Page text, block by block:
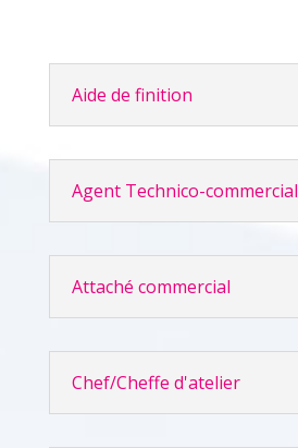
Aide de finition
Agent Technico-commercial
Attaché commercial
Chef/Cheffe d'atelier